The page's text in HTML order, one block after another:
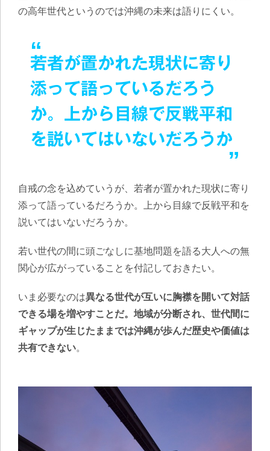
の高年世代というのでは沖縄の未来は語りにくい。
若者が置かれた現状に寄り
添って語っているだろう
か。上から目線で反戦平和
を説いてはいないだろうか
自戒の念を込めていうが、若者が置かれた現状に寄り
添って語っているだろうか。上から目線で反戦平和を
説いてはいないだろうか。
若い世代の間に頭ごなしに基地問題を語る大人への無
関心が広がっていることを付記しておきたい。
いま必要なのは異なる世代が互いに胸襟を開いて対話
できる場を増やすことだ。地域が分断され、世代間に
ギャップが生じたままでは沖縄が歩んだ歴史や価値は
共有できない。